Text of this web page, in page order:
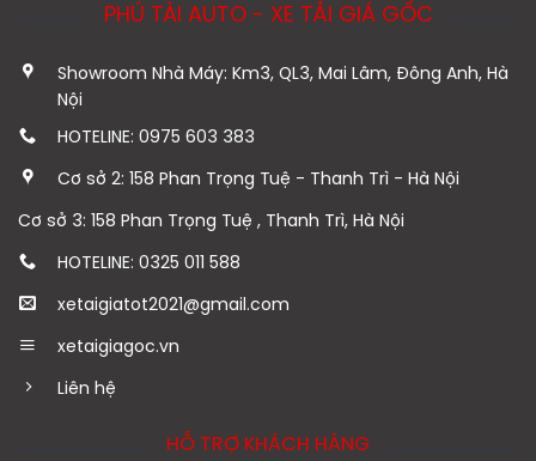
PHÚ TÀI AUTO - XE TẢI GIÁ GỐC
Showroom Nhà Máy: Km3, QL3, Mai Lâm, Đông Anh, Hà
Nội
HOTELINE: 0975 603 383
Cơ sở 2: 158 Phan Trọng Tuệ - Thanh Trì - Hà Nội
Cơ sở 3: 158 Phan Trọng Tuệ , Thanh Trì, Hà Nội
HOTELINE: 0325 011 588
xetaigiatot2021@gmail.com
xetaigiagoc.vn
Liên hệ
HỖ TRỢ KHÁCH HÀNG